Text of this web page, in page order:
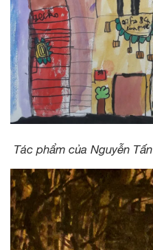
Tác phẩm của Nguyễn Tấn